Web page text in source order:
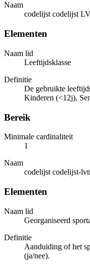
Naam
codelijst codelijst
Elementen
Naam lid
Leeftijdsklasse
Definitie
De gebruikte
Kinderen (<12j),
Bereik
Minimale cardinaliteit
1
Naam
codelijst codelijst-
Elementen
Naam lid
Georganiseerd
Definitie
Aanduiding of het
(ja/nee).